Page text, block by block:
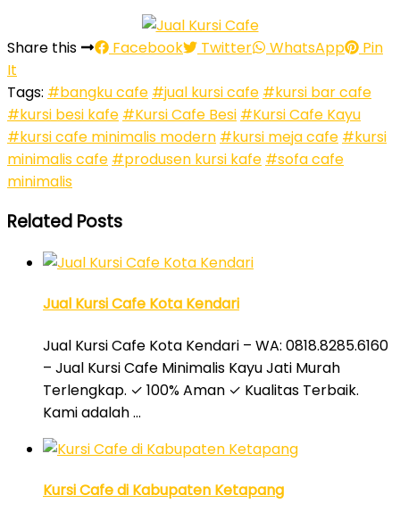
Share this Facebook Twitter WhatsApp
Pin
It
Tags: #bangku cafe #jual kursi cafe #kursi bar cafe
#kursi besi kafe #Kursi Cafe Besi #Kursi Cafe Kayu
#kursi cafe minimalis modern #kursi meja cafe #kursi
minimalis cafe #produsen kursi kafe #sofa cafe
minimalis
Related Posts
Jual Kursi Cafe Kota Kendari
Jual Kursi Cafe Kota Kendari – WA: 0818.8285.6160
– Jual Kursi Cafe Minimalis Kayu Jati Murah
Terlengkap. ✓ 100% Aman ✓ Kualitas Terbaik.
Kami adalah …
Kursi Cafe di Kabupaten Ketapang